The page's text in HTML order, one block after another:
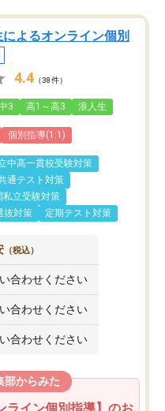
によるオンライン個別
4.4 （38件）
3 高1～高3 浪人生
個別指導(1:1)
中高一貫校受験対策
通テスト対策
私立受験対策
抜対策
定期テスト対策
（税込）
合わせください
合わせください
合わせください
部からみた